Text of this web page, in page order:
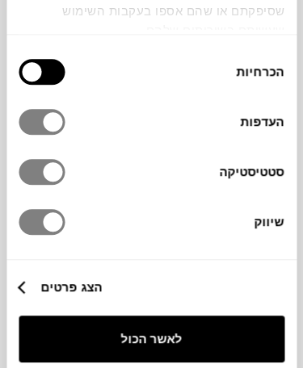
שסיפקתם או שהם אספו בעקבות השימוש
הסכמה
הכרחיות
העדפות
סטטיסטיקה
שיווק
הצג פרטים
לאשר הכול
צבעים
שולחן הקפה SOLAPA למותג STUA אידיאלי
קלאסית, עם פרופורציות נכונות. שולחן המכניס
חיוניות וקלילות ומשתלב מצוין לצד כל ספה.
מידות
120X60X36H